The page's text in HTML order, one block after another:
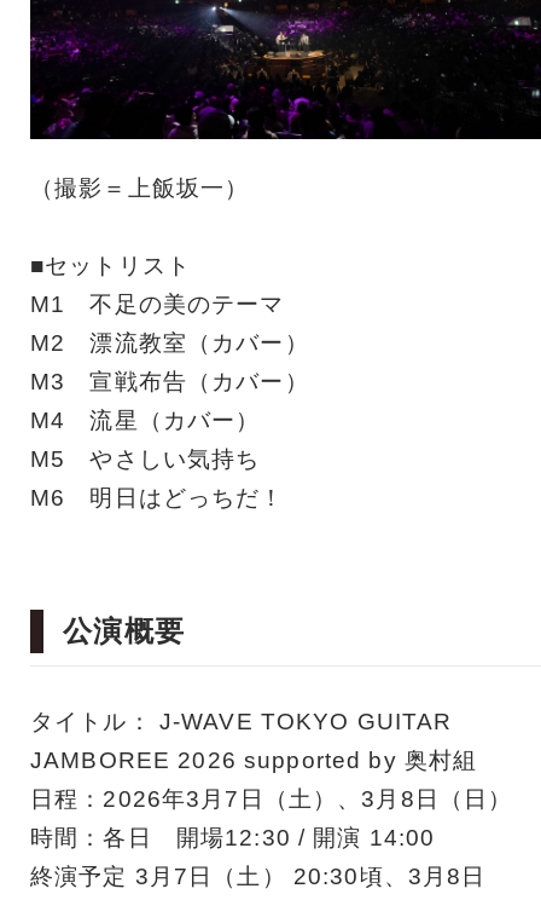
（撮影＝上飯坂一）
■セットリスト
M1 不足の美のテーマ
M2 漂流教室（カバー）
M3 宣戦布告（カバー）
M4 流星（カバー）
M5 やさしい気持ち
M6 明日はどっちだ！
公演概要
タイトル： J-WAVE TOKYO GUITAR
JAMBOREE 2026 supported by 奥村組
日程：2026年3月7日（土）、3月8日（日）
時間：各日 開場12:30 / 開演 14:00
終演予定 3月7日（土） 20:30頃、3月8日